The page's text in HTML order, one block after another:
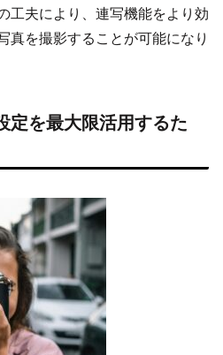
工夫により、連写機能をより効
真を撮影することが可能になり
定を最大限活用するた